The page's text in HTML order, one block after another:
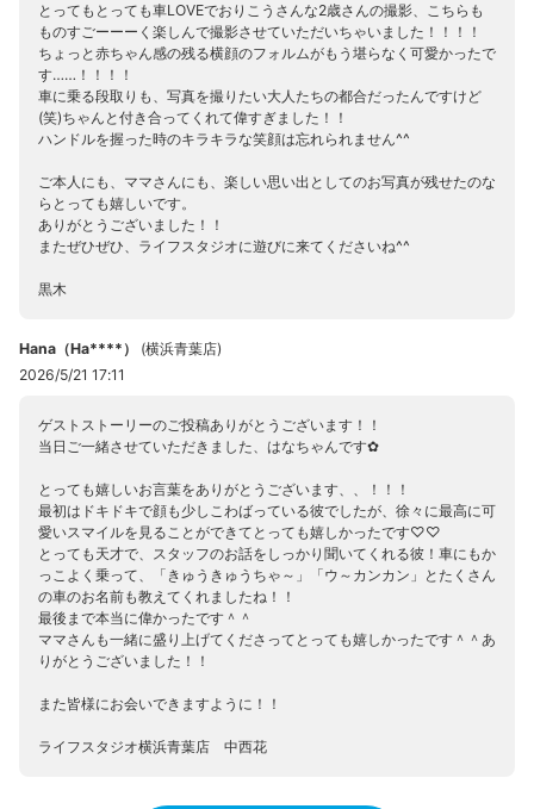
とってもとっても車LOVEでおりこうさんな2歳さんの撮影、こちらも
ものすごーーーく楽しんで撮影させていただいちゃいました！！！！
ちょっと赤ちゃん感の残る横顔のフォルムがもう堪らなく可愛かったで
す……！！！！
車に乗る段取りも、写真を撮りたい大人たちの都合だったんですけど
(笑)ちゃんと付き合ってくれて偉すぎました！！
ハンドルを握った時のキラキラな笑顔は忘れられません^^
ご本人にも、ママさんにも、楽しい思い出としてのお写真が残せたのな
らとっても嬉しいです。
ありがとうございました！！
またぜひぜひ、ライフスタジオに遊びに来てくださいね^^
黒木
Hana（Ha****） (横浜青葉店)
2026/5/21 17:11
ゲストストーリーのご投稿ありがとうございます！！
当日ご一緒させていただきました、はなちゃんです✿
とっても嬉しいお言葉をありがとうございます、、！！！
最初はドキドキで顔も少しこわばっている彼でしたが、徐々に最高に可
愛いスマイルを見ることができてとっても嬉しかったです♡♡
とっても天才で、スタッフのお話をしっかり聞いてくれる彼！車にもか
っこよく乗って、「きゅうきゅうちゃ～」「ウ～カンカン」とたくさん
の車のお名前も教えてくれましたね！！
最後まで本当に偉かったです＾＾
ママさんも一緒に盛り上げてくださってとっても嬉しかったです＾＾あ
りがとうございました！！
また皆様にお会いできますように！！
ライフスタジオ横浜青葉店 中西花